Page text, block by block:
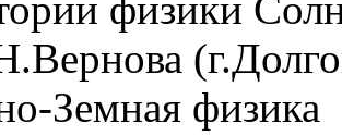
Земная физика